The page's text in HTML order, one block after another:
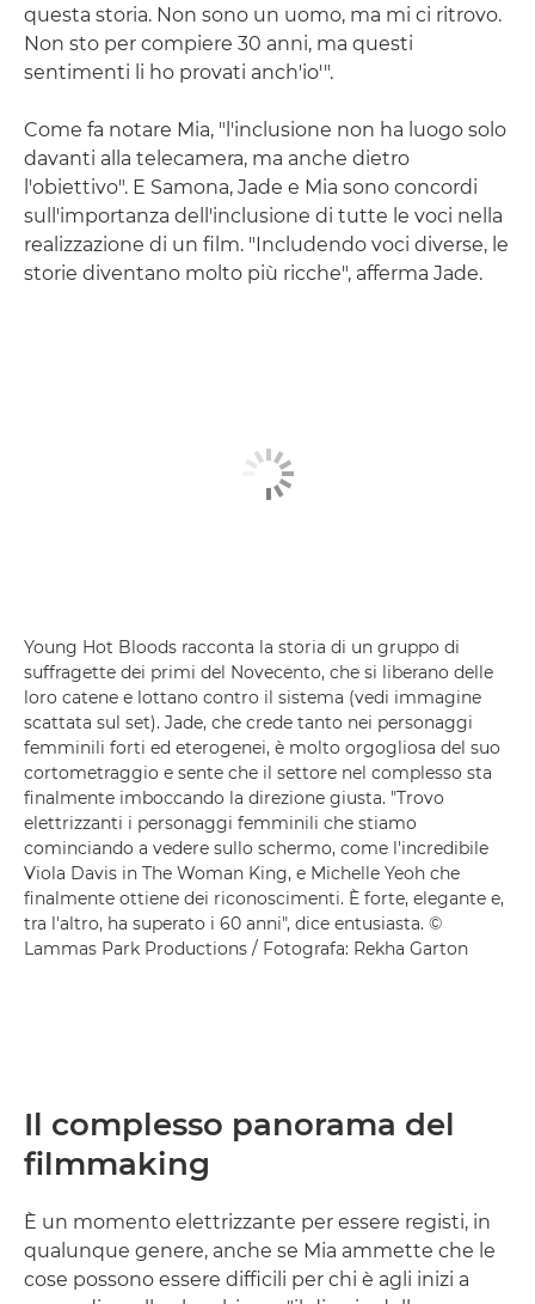
questa storia. Non sono un uomo, ma mi ci ritrovo.
Non sto per compiere 30 anni, ma questi
sentimenti li ho provati anch'io'".
Come fa notare Mia, "l'inclusione non ha luogo solo
davanti alla telecamera, ma anche dietro
l'obiettivo". E Samona, Jade e Mia sono concordi
sull'importanza dell'inclusione di tutte le voci nella
realizzazione di un film. "Includendo voci diverse, le
storie diventano molto più ricche", afferma Jade.
Young Hot Bloods racconta la storia di un gruppo di
suffragette dei primi del Novecento, che si liberano delle
loro catene e lottano contro il sistema (vedi immagine
scattata sul set). Jade, che crede tanto nei personaggi
femminili forti ed eterogenei, è molto orgogliosa del suo
cortometraggio e sente che il settore nel complesso sta
finalmente imboccando la direzione giusta. "Trovo
elettrizzanti i personaggi femminili che stiamo
cominciando a vedere sullo schermo, come l'incredibile
Viola Davis in The Woman King, e Michelle Yeoh che
finalmente ottiene dei riconoscimenti. È forte, elegante e,
tra l'altro, ha superato i 60 anni", dice entusiasta. ©
Lammas Park Productions / Fotografa: Rekha Garton
Il complesso panorama del
filmmaking
È un momento elettrizzante per essere registi, in
qualunque genere, anche se Mia ammette che le
cose possono essere difficili per chi è agli inizi a